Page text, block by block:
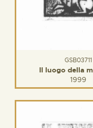
GSB03711
Il luogo della
1999